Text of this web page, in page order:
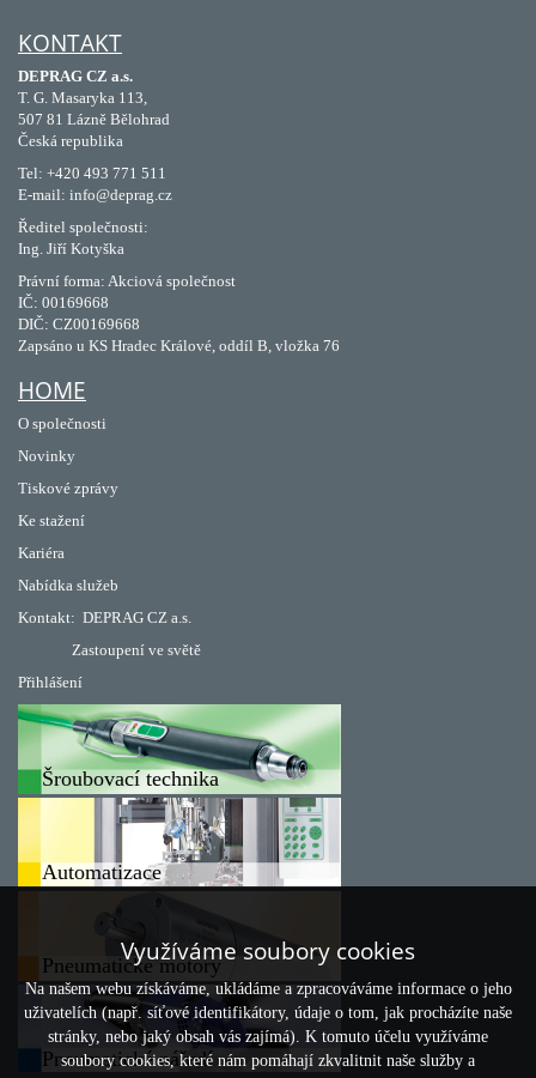
KONTAKT
DEPRAG CZ a.s.
T. G. Masaryka 113,
507 81 Lázně Bělohrad
Česká republika
Tel: +420 493 771 511
E-mail: info@deprag.cz
Ředitel společnosti:
Ing. Jiří Kotyška
Právní forma: Akciová společnost
IČ: 00169668
DIČ: CZ00169668
Zapsáno u KS Hradec Králové, oddíl B, vložka 76
HOME
O společnosti
Novinky
Tiskové zprávy
Ke stažení
Kariéra
Nabídka služeb
Kontakt: DEPRAG CZ a.s.
Zastoupení ve světě
Přihlášení
Šroubovací technika
Automatizace
Pneumatické motory
Pneumatické nářadí
Využíváme soubory cookies
Na našem webu získáváme, ukládáme a zpracováváme informace o jeho
uživatelích (např. síťové identifikátory, údaje o tom, jak procházíte naše
stránky, nebo jaký obsah vás zajímá). K tomuto účelu využíváme
soubory cookies, které nám pomáhají zkvalitnit naše služby a